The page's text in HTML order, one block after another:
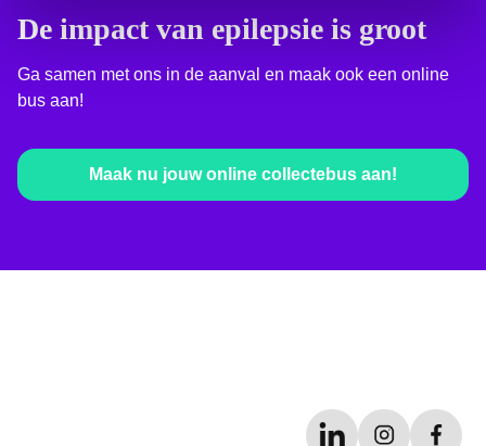
De impact van epilepsie is groot
Ga samen met ons in de aanval en maak ook een online
bus aan!
Maak nu jouw online collectebus aan!